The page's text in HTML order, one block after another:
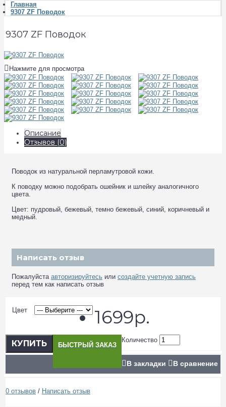
Главная
9307 ZF Поводок
9307 ZF Поводок
Нажмите для просмотра
Описание
Отзывов (0)
Поводок из натуральной перламутровой кожи.
К поводку можно подобрать ошейник и шлейку аналогичного
цвета.
Цвет: пудровый, бежевый, темно бежевый, синий, коричневый и
медный.
Написать отзыв
Пожалуйста авторизируйтесь или создайте учетную запись
перед тем как написать отзыв
Цвет 1699р.
Количество
КУПИТЬ БЫСТРЫЙ ЗАКАЗ
В закладки В сравнение
0 отзывов / Написать отзыв